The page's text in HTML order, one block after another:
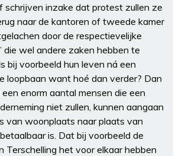
schrijven inzake dat protest zullen ze
naar de kantoren of tweede kamer
door de respectievelijke
die wel andere zaken hebben te
bij voorbeeld hun leven ná een
loopbaan want hoé dan verder? Dan
enorm aantal mensen die een
niet zullen, kunnen aangaan
van woonplaats naar plaats van
is. Dat bij voorbeeld de
Terschelling het voor elkaar hebben